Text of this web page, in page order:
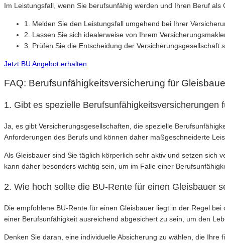
Im Leistungsfall, wenn Sie berufsunfähig werden und Ihren Beruf
1. Melden Sie den Leistungsfall umgehend bei Ihrer
2. Lassen Sie sich idealerweise von Ihrem
3. Prüfen Sie die Entscheidung der
Jetzt BU Angebot erhalten
FAQ: Berufsunfähigkeitsversicherung für
1. Gibt es spezielle Berufsunfähigkeitsversicherungen
Ja, es gibt Versicherungsgesellschaften, die spezielle
Anforderungen des Berufs und können daher maßgeschneiderte
Als Gleisbauer sind Sie täglich körperlich sehr aktiv und setzen sich
kann daher besonders wichtig sein, um im Falle einer
2. Wie hoch sollte die BU-Rente für einen Gleisbauer
Die empfohlene BU-Rente für einen Gleisbauer liegt in der Regel
einer Berufsunfähigkeit ausreichend abgesichert zu sein, um den
Denken Sie daran, eine individuelle Absicherung zu wählen, die